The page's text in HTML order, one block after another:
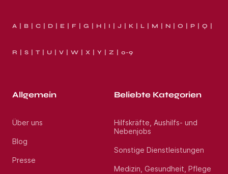
A B C D E F G H I J K L M N O P Q
R S T U V W X Y Z 0-9
Allgemein
Über uns
Blog
Presse
Beliebte Kategorien
Hilfskräfte, Aushilfs- und
Nebenjobs
Sonstige Dienstleistungen
Medizin, Gesundheit, Pflege